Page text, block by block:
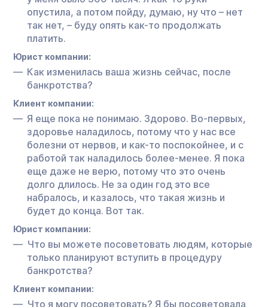
опустила, а потом пойду, думаю, ну что – нет
так нет, – буду опять как-то продолжать
платить.
Юрист компании:
Как изменилась ваша жизнь сейчас, после
банкротства?
Клиент компании:
Я еще пока не понимаю. Здорово. Во-первых,
здоровье наладилось, потому что у нас все
болезни от нервов, и как-то поспокойнее, и с
работой так наладилось более-менее. Я пока
еще даже не верю, потому что это очень
долго длилось. Не за один год это все
набралось, и казалось, что такая жизнь и
будет до конца. Вот так.
Юрист компании:
Что вы можете посоветовать людям, которые
только планируют вступить в процедуру
банкротства?
Клиент компании:
Что я могу посоветовать? Я бы посоветовала